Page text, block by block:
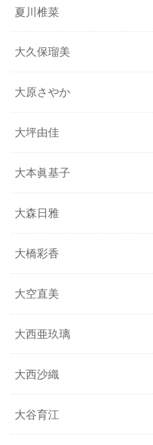
夏川椎菜
大久保瑠美
大原さやか
大坪由佳
大本眞基子
大森日雅
大橋彩香
大空直美
大西亜玖璃
大西沙織
大谷育江